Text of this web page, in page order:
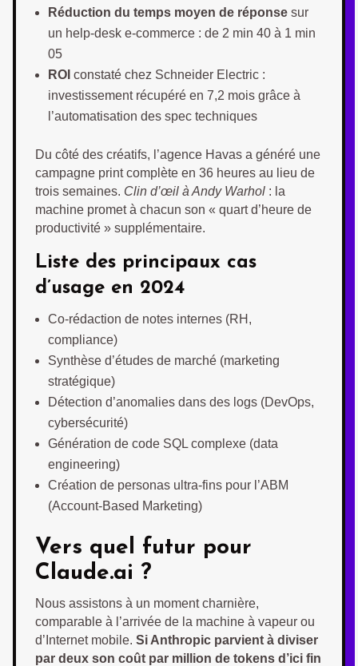
Réduction du temps moyen de réponse sur
un help-desk e-commerce : de 2 min 40 à 1 min
05
ROI constaté chez Schneider Electric :
investissement récupéré en 7,2 mois grâce à
l’automatisation des spec techniques
Du côté des créatifs, l’agence Havas a généré une
campagne print complète en 36 heures au lieu de
trois semaines. Clin d’œil à Andy Warhol : la
machine promet à chacun son « quart d’heure de
productivité » supplémentaire.
Liste des principaux cas
d’usage en 2024
Co-rédaction de notes internes (RH,
compliance)
Synthèse d’études de marché (marketing
stratégique)
Détection d’anomalies dans des logs (DevOps,
cybersécurité)
Génération de code SQL complexe (data
engineering)
Création de personas ultra-fins pour l’ABM
(Account-Based Marketing)
Vers quel futur pour
Claude.ai ?
Nous assistons à un moment charnière,
comparable à l’arrivée de la machine à vapeur ou
d’Internet mobile. Si Anthropic parvient à diviser
par deux son coût par million de tokens d’ici fin